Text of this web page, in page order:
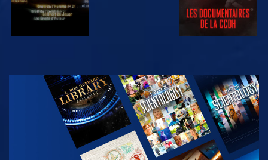
REGARDER
DÉCOUVRIR
LES SÉRIES